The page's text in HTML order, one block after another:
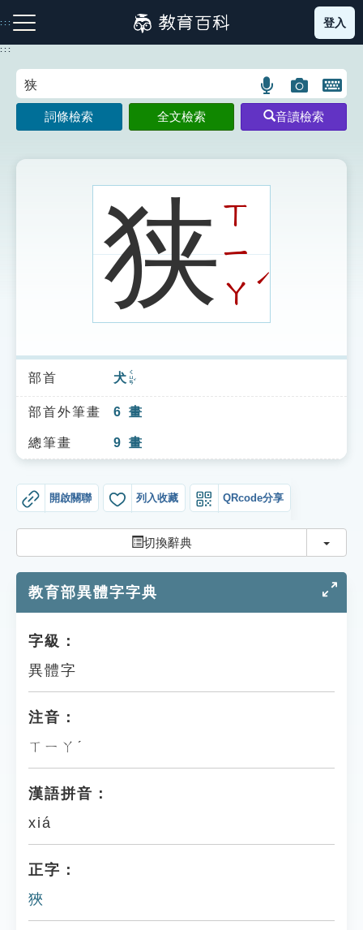
到
主
:::
注音索引圖示 筆畫索引圖示 部首索引表圖示
索引選單
知識索引
單字索引
遊戲專區
教學應用
貓頭鷹博士
登入
:::
語
言
搜
示
圖
片
搜
開
鍵
圖
詞條檢索 全文檢索 音讀檢索
狭ㄒ
ㄧ
ㄚ
ˊ
部首 犬 ㄑㄩㄢˇ
部首外筆畫 6 畫
總筆畫 9 畫
開啟關聯 列入收藏 QRcode分享
切換辭典 切換
教育部異體字字典
字級：
異體字
注音：
ㄒㄧㄚˊ
漢語拼音：
xiá
正字：
狹